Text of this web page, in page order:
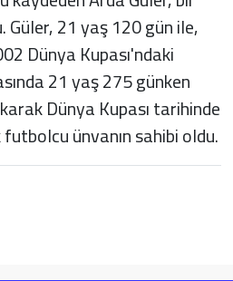
Güler, 21 yaş 120 gün ile,
Dünya Kupası'ndaki
21 yaş 275 günken
Dünya Kupası tarihinde
ünvanın sahibi oldu.